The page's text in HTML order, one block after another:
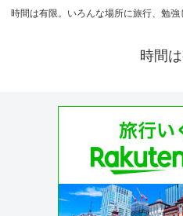
時間は有限。いろんな場所に旅行、勉強
時間